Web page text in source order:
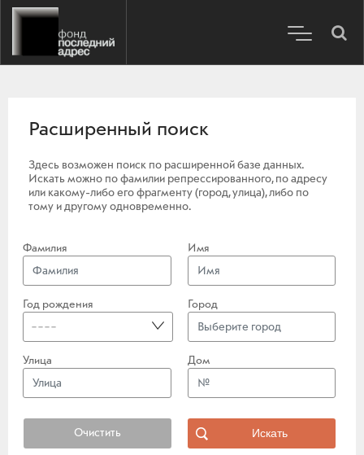
Расширенный поиск
Здесь возможен поиск по расширенной базе данных.
Искать можно по фамилии репрессированного, по адресу
или какому-либо его фрагменту (город, улица), либо по
тому и другому одновременно.
Фамилия Имя
Год рождения
----
Город
Улица Дом
Очистить